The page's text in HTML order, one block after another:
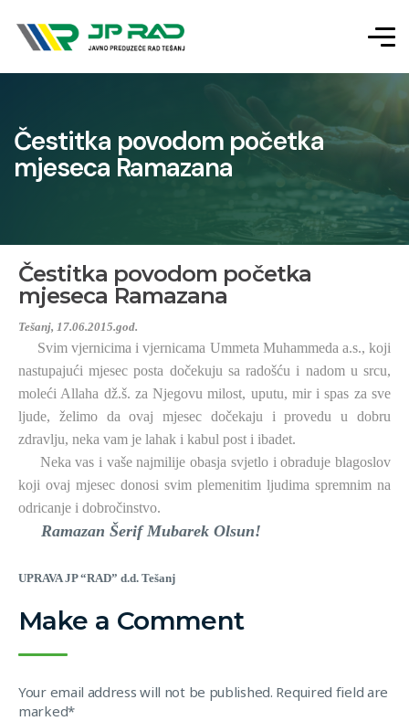
Čestitka povodom početka
mjeseca Ramazana
Čestitka povodom početka
mjeseca Ramazana
Tešanj, 17.06.2015.god.
Svim vjernicima i vjernicama Ummeta Muhammeda a.s., koji
nastupajući mjesec posta dočekuju sa radošću i nadom u srcu,
moleći Allaha dž.š. za Njegovu milost, uputu, mir i spas za sve
ljude, želimo da ovaj mjesec dočekaju i provedu u dobru
zdravlju, neka vam je lahak i kabul post i ibadet.
Neka vas i vaše najmilije obasja svjetlo i obraduje blagoslov
koji ovaj mjesec donosi svim plemenitim ljudima spremnim na
odricanje i dobročinstvo.
Ramazan Šerif Mubarek Olsun!
UPRAVA JP “RAD” d.d. Tešanj
Make a Comment
Your email address will not be published. Required field are
marked*